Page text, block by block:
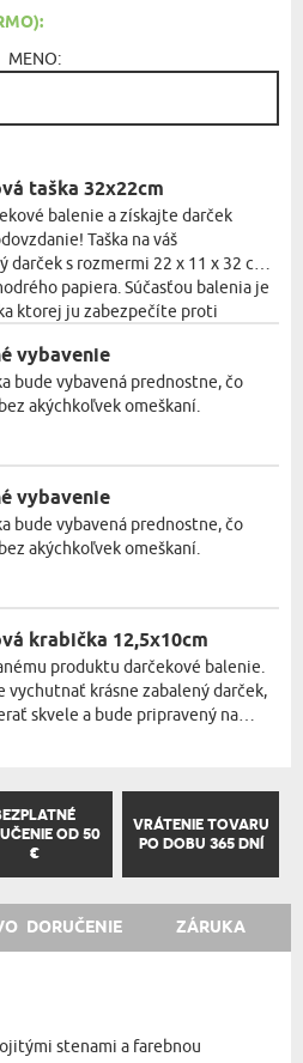
MENO:
taška 32x22cm
balenie a získajte darček
Taška na váš
darček s rozmermi 22 x 11 x 32 cm
papiera. Súčasťou balenia je
ktorej ju zabezpečíte proti
vybavenie
bude vybavená prednostne, čo
akýchkoľvek omeškaní.
vybavenie
bude vybavená prednostne, čo
akýchkoľvek omeškaní.
krabička 12,5x10cm
produktu darčekové balenie.
vychutnať krásne zabalený darček,
skvele a bude pripravený na
OD 50
€
VRÁTENIE TOVARU
PO DOBU 365 DNÍ
DORUČENIE ZÁRUKA
stenami a farebnou